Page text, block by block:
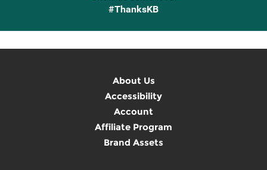
#ThanksKB
About Us
Accessibility
Account
Affiliate Program
Brand Assets